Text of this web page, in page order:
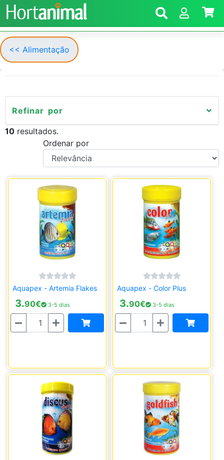
<< Alimentação
Refinar por
10 resultados.
Ordenar por
Aquapex - Artemia Flakes
3.90€ 3-5 dias
Quantidade
Aquapex - Color Plus
3.90€ 3-5 dias
Quantidade